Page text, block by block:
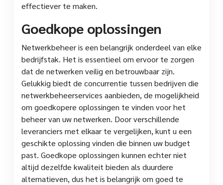
effectiever te maken.
Goedkope oplossingen
Netwerkbeheer is een belangrijk onderdeel van elke
bedrijfstak. Het is essentieel om ervoor te zorgen
dat de netwerken veilig en betrouwbaar zijn.
Gelukkig biedt de concurrentie tussen bedrijven die
netwerkbeheerservices aanbieden, de mogelijkheid
om goedkopere oplossingen te vinden voor het
beheer van uw netwerken. Door verschillende
leveranciers met elkaar te vergelijken, kunt u een
geschikte oplossing vinden die binnen uw budget
past. Goedkope oplossingen kunnen echter niet
altijd dezelfde kwaliteit bieden als duurdere
alternatieven, dus het is belangrijk om goed te